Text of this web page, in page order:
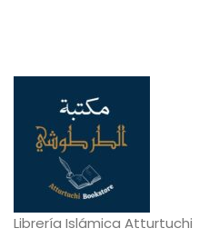
Librería Islámica Atturtuchi